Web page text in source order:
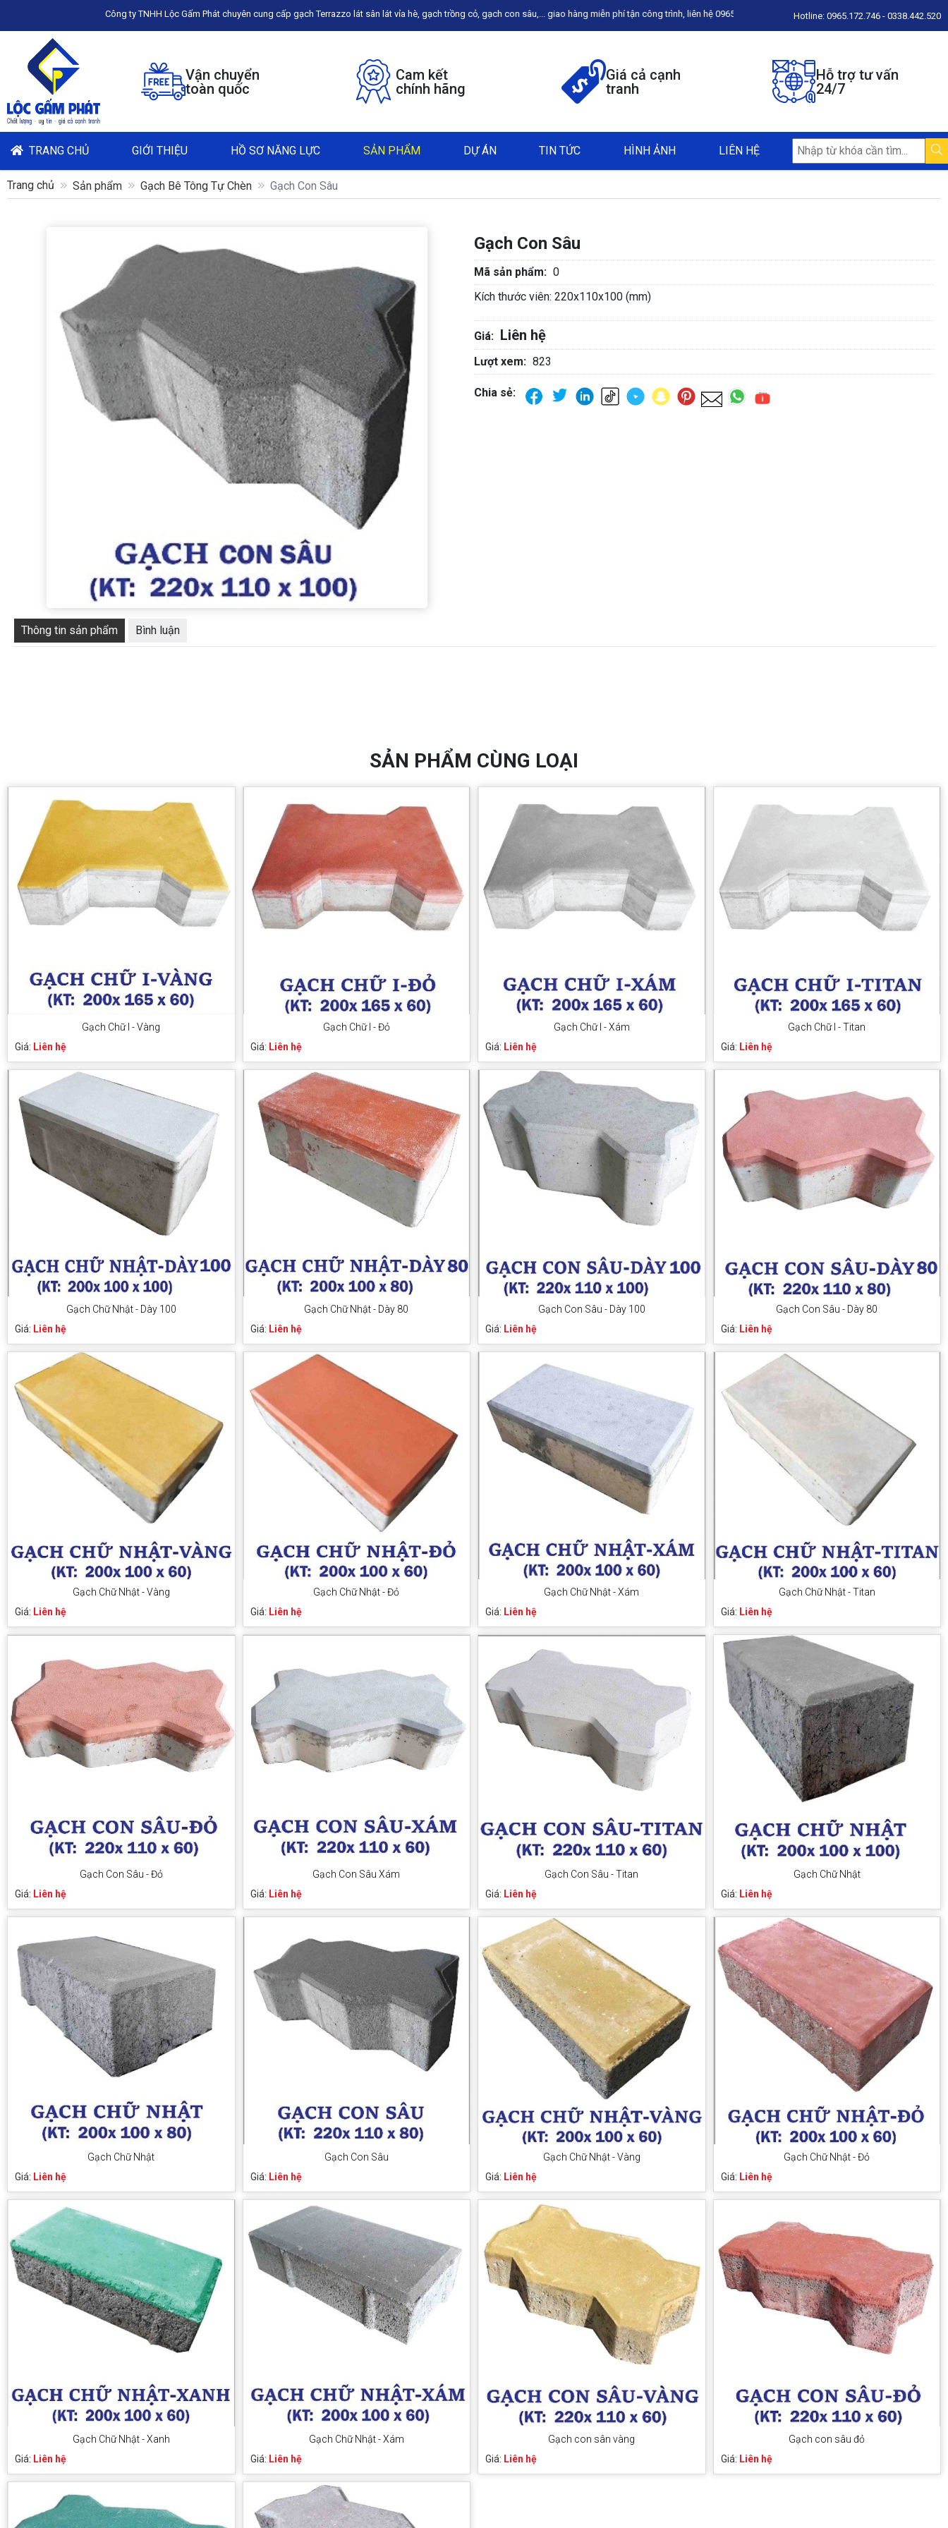
Công ty TNHH Lộc Gấm Phát chuyên cung cấp gạch Terrazzo lát sân lát vỉa hè, gạch trồng cỏ, gạch con sâu,... giao hàng miễn phí tận công trình, liên hệ 0965.172.746 để được tư vấn Hotline: 0965.172.746 - 0338.442.520
Vận chuyển
toàn quốc
Cam kết
chính hãng
Giá cả cạnh
tranh
Hỗ trợ tư vấn
24/7
TRANG CHỦ GIỚI THIỆU HỒ SƠ NĂNG LỰC SẢN PHẨM DỰ ÁN TIN TỨC HÌNH ẢNH LIÊN HỆ
Trang chủ Sản phẩm Gạch Bê Tông Tự Chèn Gạch Con Sâu
Gạch Con Sâu
Mã sản phẩm: 0
Kích thước viên: 220x110x100 (mm)
Giá: Liên hệ
Lượt xem: 823
Chia sẻ:
Thông tin sản phẩm Bình luận
SẢN PHẨM CÙNG LOẠI
Gạch Chữ I - Vàng
Giá: Liên hệ
Gạch Chữ I - Đỏ
Giá: Liên hệ
Gạch Chữ I - Xám
Giá: Liên hệ
Gạch Chữ I - Titan
Giá: Liên hệ
Gạch Chữ Nhật - Dày 100
Giá: Liên hệ
Gạch Chữ Nhật - Dày 80
Giá: Liên hệ
Gạch Con Sâu - Dày 100
Giá: Liên hệ
Gạch Con Sâu - Dày 80
Giá: Liên hệ
Gạch Chữ Nhật - Vàng
Giá: Liên hệ
Gạch Chữ Nhật - Đỏ
Giá: Liên hệ
Gạch Chữ Nhật - Xám
Giá: Liên hệ
Gạch Chữ Nhật - Titan
Giá: Liên hệ
Gạch Con Sâu - Đỏ
Giá: Liên hệ
Gạch Con Sâu Xám
Giá: Liên hệ
Gạch Con Sâu - Titan
Giá: Liên hệ
Gạch Chữ Nhật
Giá: Liên hệ
Gạch Chữ Nhật
Giá: Liên hệ
Gạch Con Sâu
Giá: Liên hệ
Gạch Chữ Nhật - Vàng
Giá: Liên hệ
Gạch Chữ Nhật - Đỏ
Giá: Liên hệ
Gạch Chữ Nhật - Xanh
Giá: Liên hệ
Gạch Chữ Nhật - Xám
Giá: Liên hệ
Gạch con sân vàng
Giá: Liên hệ
Gạch con sâu đỏ
Giá: Liên hệ